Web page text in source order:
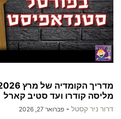
מליסה קודרו ועד סטיב קארל
דרור ניר קסטל - פברואר 27, 2026